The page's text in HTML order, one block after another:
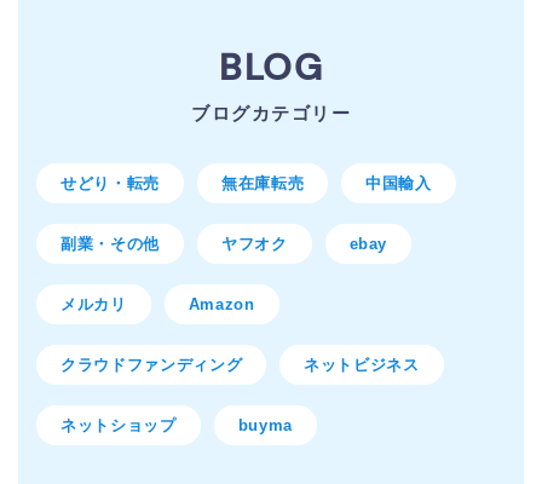
BLOG
ブログカテゴリー
せどり・転売 無在庫転売 中国輸入
副業・その他 ヤフオク ebay
メルカリ Amazon
クラウドファンディング ネットビジネス
ネットショップ buyma